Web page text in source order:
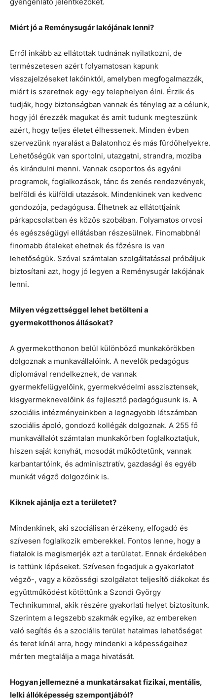
Miért jó a Reménysugár lakójának lenni?
Erről inkább az ellátottak tudnának nyilatkozni, de
természetesen azért folyamatosan kapunk
visszajelzéseket lakóinktól, amelyben megfogalmazzák,
miért is szeretnek egy-egy telephelyen élni. Érzik és
tudják, hogy biztonságban vannak és tényleg az a célunk,
hogy jól érezzék magukat és amit tudunk megteszünk
azért, hogy teljes életet élhessenek. Minden évben
szervezünk nyaralást a Balatonhoz és más fürdőhelyekre.
Lehetőségük van sportolni, utazgatni, strandra, moziba
és kirándulni menni. Vannak csoportos és egyéni
programok, foglalkozások, tánc és zenés rendezvények,
belföldi és külföldi utazások. Mindenkinek van kedvenc
gondozója, pedagógusa. Élhetnek az ellátottjaink
párkapcsolatban és közös szobában. Folyamatos orvosi
és egészségügyi ellátásban részesülnek. Finomabbnál
finomabb ételeket ehetnek és főzésre is van
lehetőségük. Szóval számtalan szolgáltatással próbáljuk
biztosítani azt, hogy jó legyen a Reménysugár lakójának
lenni.
Milyen végzettséggel lehet betölteni a
gyermekotthonos állásokat?
A gyermekotthonon belül különböző munkakörökben
dolgoznak a munkavállalóink. A nevelők pedagógus
diplomával rendelkeznek, de vannak
gyermekfelügyelőink, gyermekvédelmi asszisztensek,
kisgyermeknevelőink és fejlesztő pedagógusunk is. A
szociális intézményeinkben a legnagyobb létszámban
szociális ápoló, gondozó kollégák dolgoznak. A 255 fő
munkavállalót számtalan munkakörben foglalkoztatjuk,
hiszen saját konyhát, mosodát működtetünk, vannak
karbantartóink, és adminisztratív, gazdasági és egyéb
munkát végző dolgozóink is.
Kiknek ajánlja ezt a területet?
Mindenkinek, aki szociálisan érzékeny, elfogadó és
szívesen foglalkozik emberekkel. Fontos lenne, hogy a
fiatalok is megismerjék ezt a területet. Ennek érdekében
is tettünk lépéseket. Szívesen fogadjuk a gyakorlatot
végző-, vagy a közösségi szolgálatot teljesítő diákokat és
együttműködést kötöttünk a Szondi György
Technikummal, akik részére gyakorlati helyet biztosítunk.
Szerintem a legszebb szakmák egyike, az embereken
való segítés és a szociális terület hatalmas lehetőséget
és teret kínál arra, hogy mindenki a képességeihez
mérten megtalálja a maga hivatását.
Hogyan jellemezné a munkatársakat fizikai, mentális,
lelki állóképesség szempontjából?